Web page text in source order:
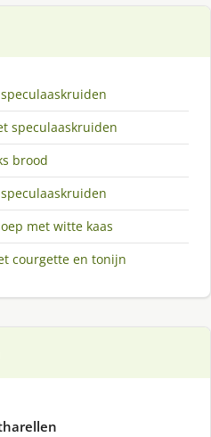
speculaaskruiden
brood
met witte kaas
courgette en tonijn